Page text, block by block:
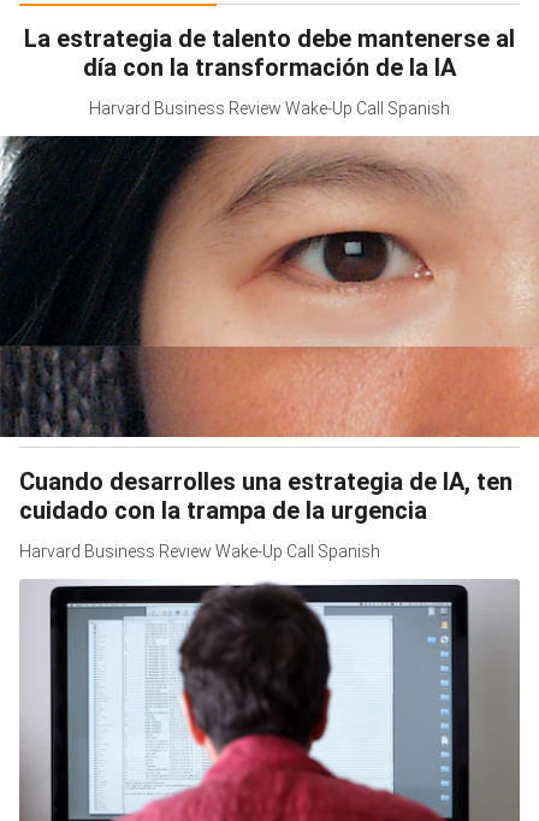
La estrategia de talento debe mantenerse al
día con la transformación de la IA
Harvard Business Review Wake-Up Call Spanish
Cuando desarrolles una estrategia de IA, ten
cuidado con la trampa de la urgencia
Harvard Business Review Wake-Up Call Spanish